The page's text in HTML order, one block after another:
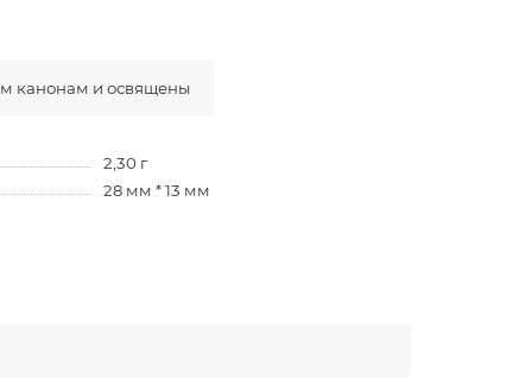
канонам и освящены
2,30 г
28 мм * 13 мм